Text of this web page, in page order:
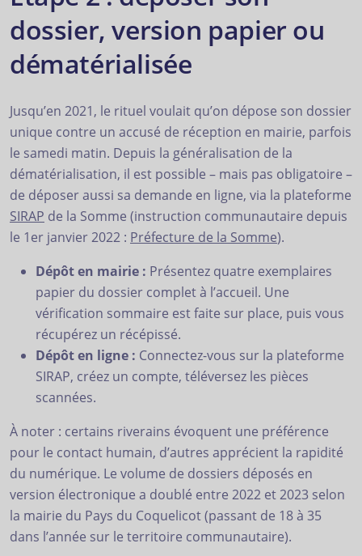
dossier, version papier ou
dématérialisée
Jusqu’en 2021, le rituel voulait qu’on dépose son dossier
unique contre un accusé de réception en mairie, parfois
le samedi matin. Depuis la généralisation de la
dématérialisation, il est possible – mais pas obligatoire –
de déposer aussi sa demande en ligne, via la plateforme
SIRAP de la Somme (instruction communautaire depuis
le 1er janvier 2022 : Préfecture de la Somme).
Dépôt en mairie : Présentez quatre exemplaires
papier du dossier complet à l’accueil. Une
vérification sommaire est faite sur place, puis vous
récupérez un récépissé.
Dépôt en ligne : Connectez-vous sur la plateforme
SIRAP, créez un compte, téléversez les pièces
scannées.
À noter : certains riverains évoquent une préférence
pour le contact humain, d’autres apprécient la rapidité
du numérique. Le volume de dossiers déposés en
version électronique a doublé entre 2022 et 2023 selon
la mairie du Pays du Coquelicot (passant de 18 à 35
dans l’année sur le territoire communautaire).